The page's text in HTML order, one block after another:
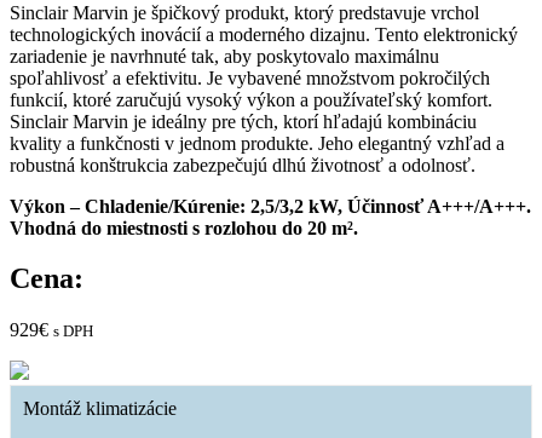
Sinclair Marvin je špičkový produkt, ktorý predstavuje vrchol
technologických inovácií a moderného dizajnu. Tento elektronický
zariadenie je navrhnuté tak, aby poskytovalo maximálnu
spoľahlivosť a efektivitu. Je vybavené množstvom pokročilých
funkcií, ktoré zaručujú vysoký výkon a používateľský komfort.
Sinclair Marvin je ideálny pre tých, ktorí hľadajú kombináciu
kvality a funkčnosti v jednom produkte. Jeho elegantný vzhľad a
robustná konštrukcia zabezpečujú dlhú životnosť a odolnosť.
Výkon – Chladenie/Kúrenie: 2,5/3,2 kW, Účinnosť A+++/A+++.
Vhodná do miestnosti s rozlohou do 20 m².
Cena:
929€ s DPH
Montáž klimatizácie